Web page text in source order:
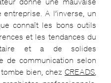
A l’inverse, un
connaît les bons outils
et les tendances du
et a de solides
de communication selon
tombe bien, chezCREADS